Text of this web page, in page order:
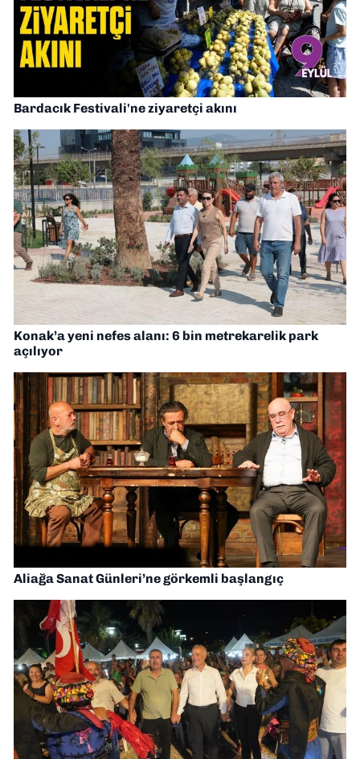
Bardacık Festivali'ne ziyaretçi akını
Konak’a yeni nefes alanı: 6 bin metrekarelik park
açılıyor
Aliağa Sanat Günleri’ne görkemli başlangıç